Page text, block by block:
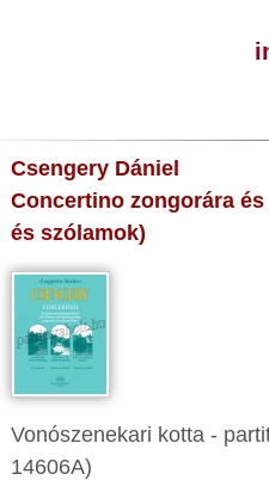
Csengery Dániel
Concertino zongorára
és szólamok)
Vonószenekari kotta -
14606A)